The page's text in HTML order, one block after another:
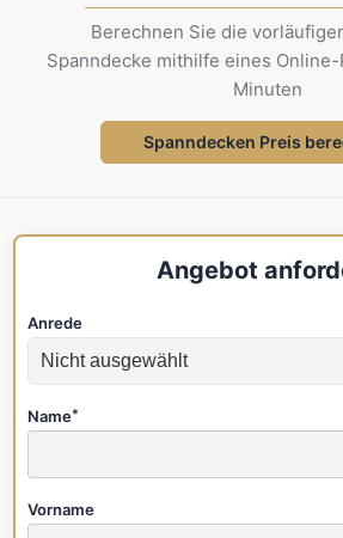
Berechnen Sie die
Spanndecke mithilfe eines
Minuten
Spanndecken Preis
Angebot
Anrede
Name*
Vorname